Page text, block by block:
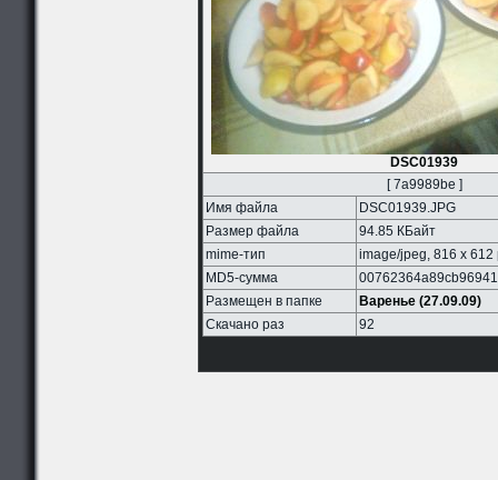
DSC01939
[ 7a9989be ]
Имя файла
DSC01939.JPG
Размер файла
94.85 КБайт
mime-тип
image/jpeg, 816 x 612
MD5-сумма
Размещен в папке
Варенье (27.09.09)
Скачано раз
92